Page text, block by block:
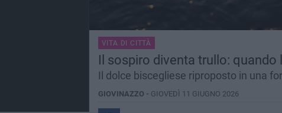
VITA DI CITTÀ
Il sospiro diventa trullo:
Il dolce biscegliese riproposto in una
GIOVINAZZO - GIOVEDÌ 11 GIUGNO 2026